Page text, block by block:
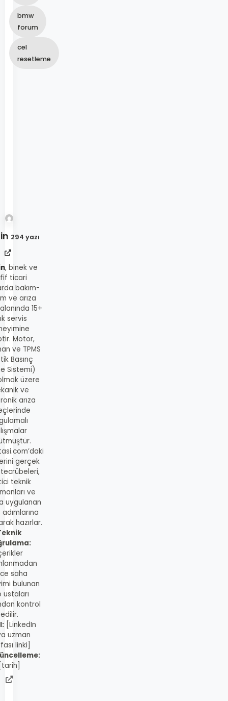
bmw
forum
cel
resetleme
294 yazı
, binek ve
ticari
bakım-
ve arıza
15+
servis
Motor,
ve TPMS
Basınç
Sistemi)
üzere
ve
arıza
gerçek
teknik
ve
uygulanan
hazırlar.
saha
bulunan
ustaları
kontrol
edilir.
[LinkedIn
uzman
linki]
admin